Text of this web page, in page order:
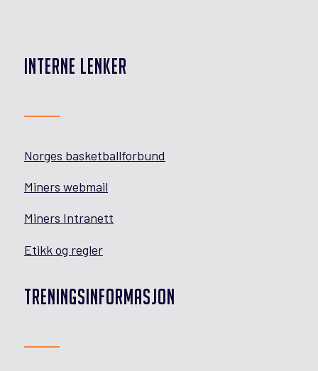
INTERNE LENKER
Norges basketballforbund
Miners webmail
Miners Intranett
Etikk og regler
TRENINGSINFORMASJON